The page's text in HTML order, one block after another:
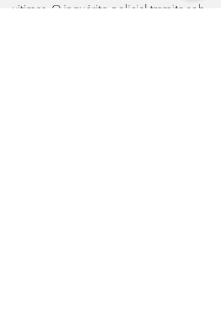
vítimas. O inquérito policial tramita sob